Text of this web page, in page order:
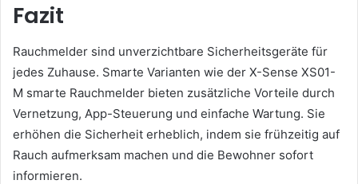
Fazit
Rauchmelder sind unverzichtbare Sicherheitsgeräte für
jedes Zuhause. Smarte Varianten wie der X-Sense XS01-
M smarte Rauchmelder bieten zusätzliche Vorteile durch
Vernetzung, App-Steuerung und einfache Wartung. Sie
erhöhen die Sicherheit erheblich, indem sie frühzeitig auf
Rauch aufmerksam machen und die Bewohner sofort
informieren.